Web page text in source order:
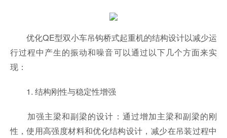
优化QE型双小车吊钩桥式起重机的结构设计以减少运
行过程中产生的振动和噪音可以通过以下几个方面来实
现：
1. 结构刚性与稳定性增强
加强主梁和副梁的设计：通过增加主梁和副梁的刚
性，使用高强度材料和优化结构设计，减少在吊装过程中